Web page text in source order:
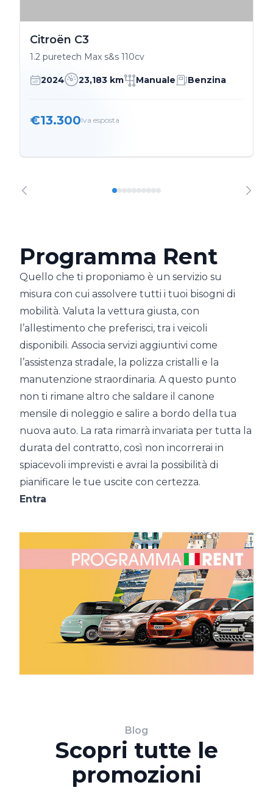
Citroën C3
1.2 puretech Max s&s 110cv
2024 23,183 km Manuale Benzina
€13.300Iva esposta
Programma Rent
Quello che ti proponiamo è un servizio su
misura con cui assolvere tutti i tuoi bisogni di
mobilità. Valuta la vettura giusta, con
l’allestimento che preferisci, tra i veicoli
disponibili. Associa servizi aggiuntivi come
l’assistenza stradale, la polizza cristalli e la
manutenzione straordinaria. A questo punto
non ti rimane altro che saldare il canone
mensile di noleggio e salire a bordo della tua
nuova auto. La rata rimarrà invariata per tutta la
durata del contratto, così non incorrerai in
spiacevoli imprevisti e avrai la possibilità di
pianificare le tue uscite con certezza.
Entra
Blog
Scopri tutte le
promozioni